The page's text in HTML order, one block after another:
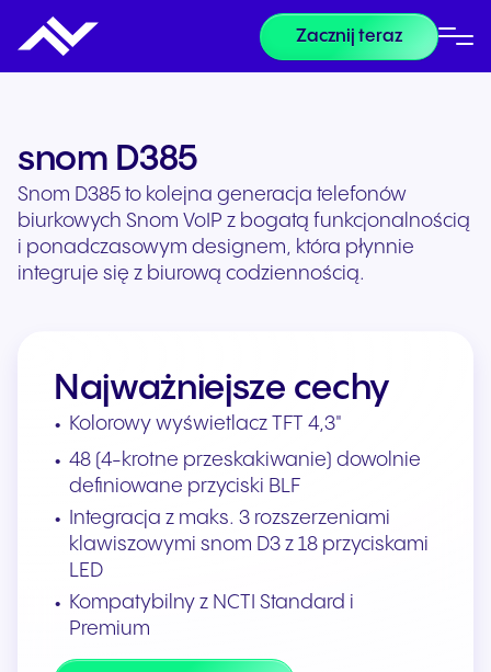
Zacznij teraz
snom D385
Snom D385 to kolejna generacja telefonów
biurkowych Snom VoIP z bogatą funkcjonalnością
i ponadczasowym designem, która płynnie
integruje się z biurową codziennością.
Najważniejsze cechy
Kolorowy wyświetlacz TFT 4,3"
48 (4-krotne przeskakiwanie) dowolnie
definiowane przyciski BLF
Integracja z maks. 3 rozszerzeniami
klawiszowymi snom D3 z 18 przyciskami
LED
Kompatybilny z NCTI Standard i
Premium